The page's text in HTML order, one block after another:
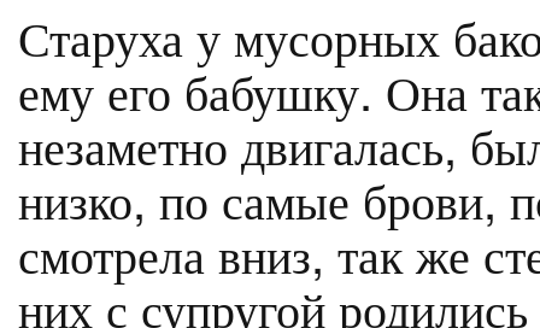
Старуха у мусорных
ему его бабушку. Она
незаметно двигалась,
низко, по самые брови,
смотрела вниз, так же
них с супругой